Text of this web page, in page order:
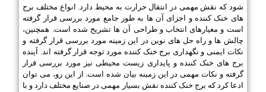
شود که نقش مهمی در انتقال حرارت به محیط دارد. انواع مختلف برج
های خنک کننده و اجزای آن ها به طور جامع مورد بررسی قرار گرفته
است و معیارهای انتخاب و طراحی آن ها تشریح شده است. همچنین،
چالش ها و راه حل های نوین در این زمینه مورد بررسی قرار گرفته و
نکات ایمنی و نگهداری برج خنک کننده مورد توجه قرار گرفته اند. آینده
برج های خنک کننده و پایداری زیست محیطی نیز مورد بررسی قرار
گرفته و نکات مهمی در این زمینه بیان شده است. از این رو، می توان
ادعا کرد که برج خنک کننده نقش بسیار مهمی در صنایع مختلف دارد و با